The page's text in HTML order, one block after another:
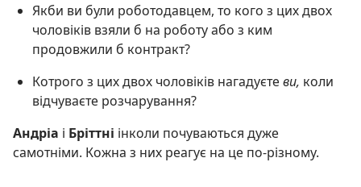
Якби ви були роботодавцем, то кого з цих двох
чоловіків взяли б на роботу або з ким
продовжили б контракт?
Котрого з цих двох чоловіків нагадуєте ви, коли
відчуваєте розчарування?
Андріа і Бріттні інколи почуваються дуже
самотніми. Кожна з них реагує на це по-різному.